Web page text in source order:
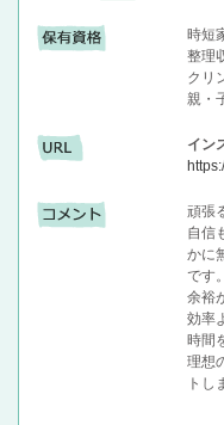
時短
整理
クリ
親・
イン
頑張
自信
かに
です。
余裕
効率
時間
理想
トし